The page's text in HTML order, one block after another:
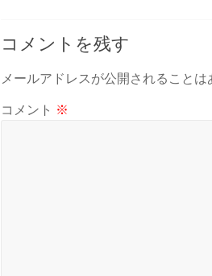
コメントを残す
メールアドレスが公開されることは
コメント ※